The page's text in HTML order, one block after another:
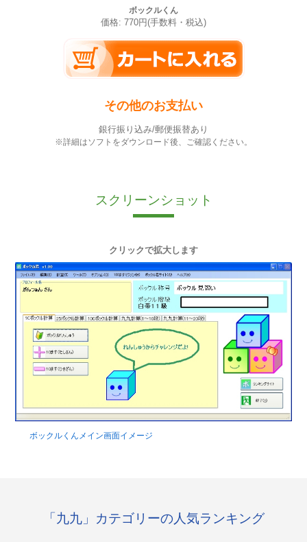
ボックルくん
価格: 770円(手数料・税込)
その他のお支払い
銀行振り込み/郵便振替あり
※詳細はソフトをダウンロード後、ご確認ください。
スクリーンショット
クリックで拡大します
ボックルくんメイン画面イメージ
「九九」カテゴリーの人気ランキング